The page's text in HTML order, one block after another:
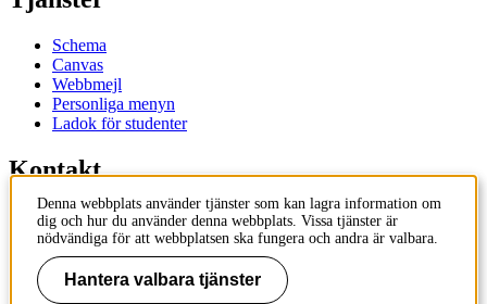
Schema
Canvas
Webbmejl
Personliga menyn
Ladok för studenter
Kontakt
Kontakta utbildningsprogram
Kontakta kurs
IT-support
KTH Entré
Denna webbplats använder tjänster som kan lagra information om
dig och hur du använder denna webbplats. Vissa tjänster är
nödvändiga för att webbplatsen ska fungera och andra är valbara.
Hantera valbara tjänster